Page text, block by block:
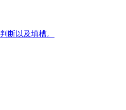
断以及填槽。